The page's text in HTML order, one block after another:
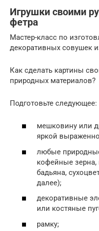
Игрушки своими
фетра
Мастер-класс по
декоративных совушек
Как сделать картины
природных материалов?
Подготовьте следующее:
мешковину или
яркой
любые
кофейные зерна,
бадьяна,
далее);
декоративные
или костяные
рамку;